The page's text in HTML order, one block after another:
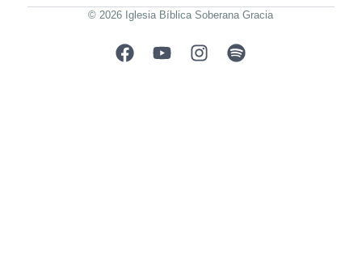
© 2026 Iglesia Bíblica Soberana Gracia